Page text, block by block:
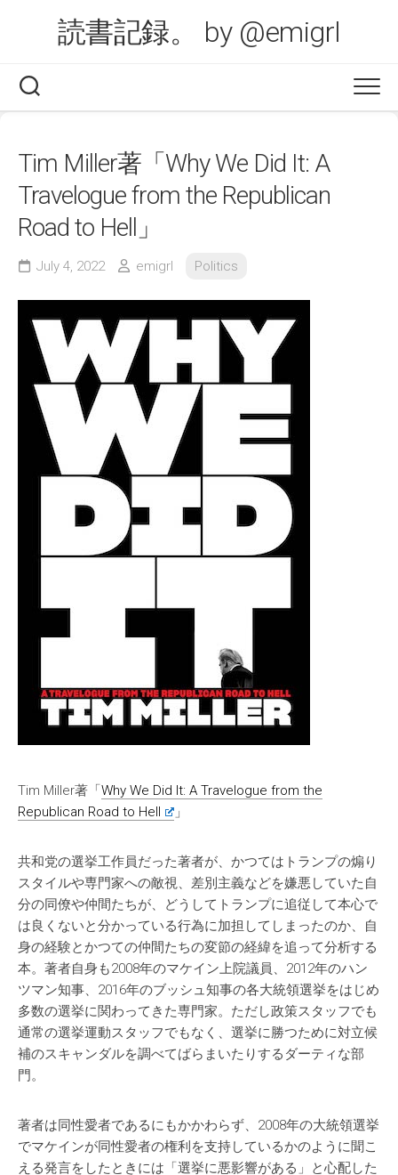
読書記録。 by @emigrl
Tim Miller著「Why We Did It: A
Travelogue from the Republican
Road to Hell」
July 4, 2022 emigrl Politics
Tim Miller著「Why We Did It: A Travelogue from the
Republican Road to Hell
」
共和党の選挙工作員だった著者が、かつてはトランプの煽り
スタイルや専門家への敵視、差別主義などを嫌悪していた自
分の同僚や仲間たちが、どうしてトランプに追従して本心で
は良くないと分かっている行為に加担してしまったのか、自
身の経験とかつての仲間たちの変節の経緯を追って分析する
本。著者自身も2008年のマケイン上院議員、2012年のハン
ツマン知事、2016年のブッシュ知事の各大統領選挙をはじめ
多数の選挙に関わってきた専門家。ただし政策スタッフでも
通常の選挙運動スタッフでもなく、選挙に勝つために対立候
補のスキャンダルを調べてばらまいたりするダーティな部
門。
著者は同性愛者であるにもかかわらず、2008年の大統領選挙
でマケインが同性愛者の権利を支持しているかのように聞こ
える発言をしたときには「選挙に悪影響がある」と心配した